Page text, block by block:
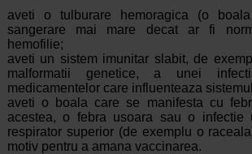
aveti o tulburare hemoragica (o
sangerare mai mare decat ar fi
hemofilie;
aveti un sistem imunitar slabit, de
malformatii genetice, a unei
medicamentelor care influenteaza
aveti o boala care se manifesta cu
acestea, o febra usoara sau o infectie
respirator superior (de exemplu o
motiv pentru a amana vaccinarea.